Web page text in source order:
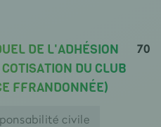
DE L'ADHÉSION
DU CLUB
FFRANDONNÉE)
70
civile